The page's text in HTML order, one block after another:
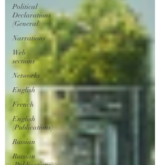
Political
Declarations
(General)
Narrations
Web
sections
Networks
English
French
English
(Publications)
Russian
Russian